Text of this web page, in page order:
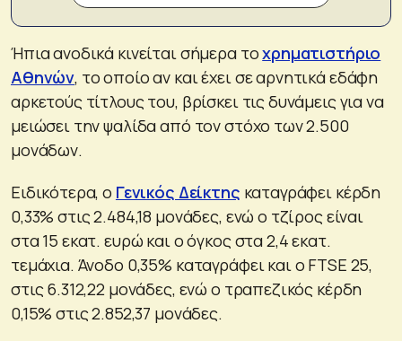
Ήπια ανοδικά κινείται σήμερα τοχρηματιστήριο
Αθηνών, το οποίο αν και έχει σε αρνητικά εδάφη
αρκετούς τίτλους του, βρίσκει τις δυνάμεις για να
μειώσει την ψαλίδα από τον στόχο των 2.500
μονάδων.
Ειδικότερα, ο Γενικός Δείκτης καταγράφει κέρδη
0,33% στις 2.484,18 μονάδες, ενώ ο τζίρος είναι
στα 15 εκατ. ευρώ και ο όγκος στα 2,4 εκατ.
τεμάχια. Άνοδο 0,35% καταγράφει και ο FTSE 25,
στις 6.312,22 μονάδες, ενώ ο τραπεζικός κέρδη
0,15% στις 2.852,37 μονάδες.